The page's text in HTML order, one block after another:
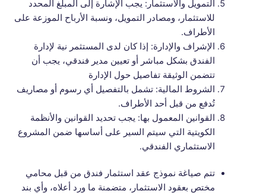
التمويل والاستثمار: يجب الإشارة إلى المبلغ المحدد
للاستثمار، ومصادر التمويل، ونسبة الأرباح الموزعة على
الأطراف.
الإشراف والإدارة: إذا كان لدى المستثمر نية لإدارة
الفندق بشكل مباشر أو تعيين مدير فندقي، يجب أن
تتضمن الوثيقة تفاصيل حول الإدارة
الشروط المالية: تشمل بالتفصيل أي رسوم أو مصاريف
تُدفع من قبل أحد الأطراف.
القوانين المعمول بها: يجب تحديد القوانين والأنظمة
الكويتية التي سيتم السير على أساسها ضمن المشروع
الاستثماري الفندقي.
تتم صياغة نموذج عقد استثمار فندق من قبل محامي
مختص بعقود الاستثمار، متضمنة ما ورد أعلاه، وأي بند